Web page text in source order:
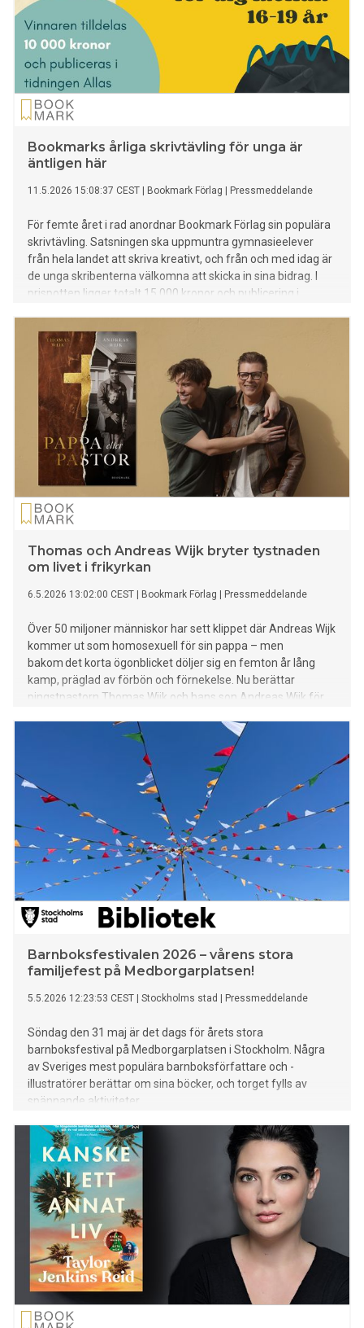
Bookmarks årliga skrivtävling för unga är
äntligen här
11.5.2026 15:08:37 CEST Bookmark Förlag Pressmeddelande
För femte året i rad anordnar Bookmark Förlag sin populära
skrivtävling. Satsningen ska uppmuntra gymnasieelever
från hela landet att skriva kreativt, och från och med idag är
de unga skribenterna välkomna att skicka in sina bidrag. I
prispotten ligger totalt 15 000 kronor och publicering i
Thomas och Andreas Wijk bryter tystnaden
om livet i frikyrkan
6.5.2026 13:02:00 CEST Bookmark Förlag Pressmeddelande
Över 50 miljoner människor har sett klippet där Andreas Wijk
kommer ut som homosexuell för sin pappa – men
bakom det korta ögonblicket döljer sig en femton år lång
kamp, präglad av förbön och förnekelse. Nu berättar
pingstpastorn Thomas Wijk och hans son Andreas Wijk för
Barnboksfestivalen 2026 – vårens stora
familjefest på Medborgarplatsen!
5.5.2026 12:23:53 CEST Stockholms stad Pressmeddelande
Söndag den 31 maj är det dags för årets stora
barnboksfestival på Medborgarplatsen i Stockholm. Några
av Sveriges mest populära barnboksförfattare och -
illustratörer berättar om sina böcker, och torget fylls av
spännande aktiviteter.